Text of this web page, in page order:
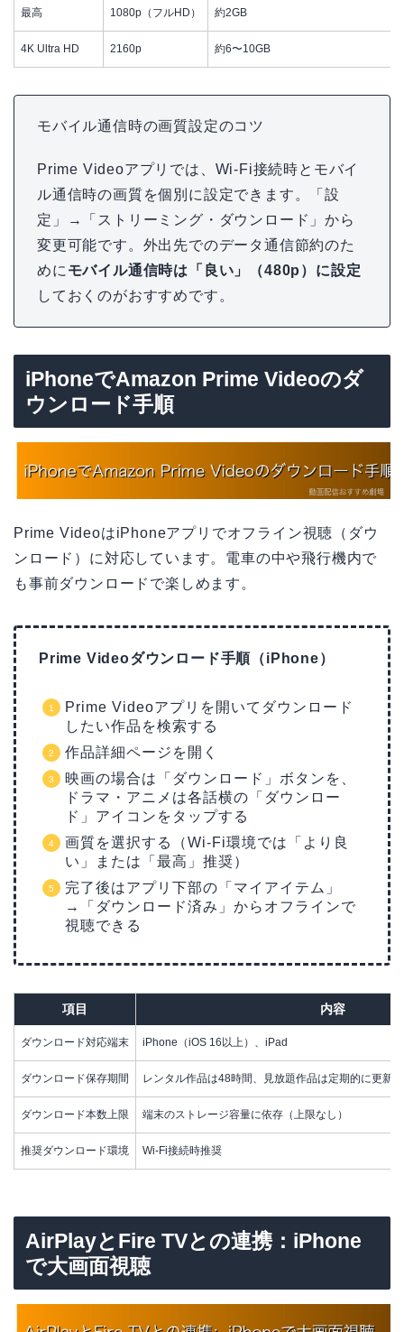
最高 1080p（フルHD） 約2GB
4K Ultra HD 2160p 約6〜10GB
モバイル通信時の画質設定のコツ
Prime Videoアプリでは、Wi-Fi接続時とモバイ
ル通信時の画質を個別に設定できます。「設
定」→「ストリーミング・ダウンロード」から
変更可能です。外出先でのデータ通信節約のた
めに モバイル通信時は「良い」（480p）に設定
しておくのがおすすめです。
iPhoneでAmazon Prime Videoのダ
ウンロード手順
Prime VideoはiPhoneアプリでオフライン視聴（ダウ
ンロード）に対応しています。電車の中や飛行機内で
も事前ダウンロードで楽しめます。
Prime Videoダウンロード手順（iPhone）
Prime Videoアプリを開いてダウンロード
したい作品を検索する
作品詳細ページを開く
映画の場合は「ダウンロード」ボタンを、
ドラマ・アニメは各話横の「ダウンロー
ド」アイコンをタップする
画質を選択する（Wi-Fi環境では「より良
い」または「最高」推奨）
完了後はアプリ下部の「マイアイテム」
→「ダウンロード済み」からオフラインで
視聴できる
項目 内容
ダウンロード対応端末 iPhone（iOS 16以上）、iPad
ダウンロード保存期間 レンタル作品は48時間、見放題作品は定期的に更新
ダウンロード本数上限 端末のストレージ容量に依存（上限なし）
推奨ダウンロード環境 Wi-Fi接続時推奨
AirPlayとFire TVとの連携：iPhone
で大画面視聴